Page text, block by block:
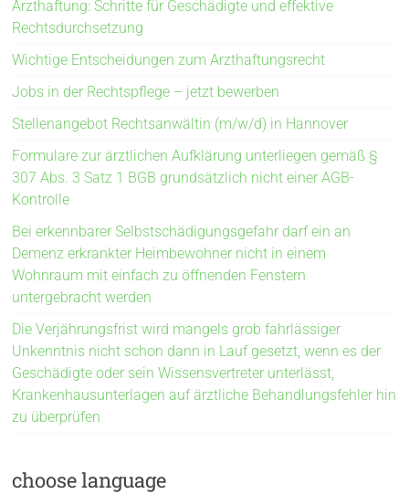
Arzthaftung: Schritte für Geschädigte und effektive
Rechtsdurchsetzung
Wichtige Entscheidungen zum Arzthaftungsrecht
Jobs in der Rechtspflege – jetzt bewerben
Stellenangebot Rechtsanwältin (m/w/d) in Hannover
Formulare zur ärztlichen Aufklärung unterliegen gemäß §
307 Abs. 3 Satz 1 BGB grundsätzlich nicht einer AGB-
Kontrolle
Bei erkennbarer Selbstschädigungsgefahr darf ein an
Demenz erkrankter Heimbewohner nicht in einem
Wohnraum mit einfach zu öffnenden Fenstern
untergebracht werden
Die Verjährungsfrist wird mangels grob fahrlässiger
Unkenntnis nicht schon dann in Lauf gesetzt, wenn es der
Geschädigte oder sein Wissensvertreter unterlässt,
Krankenhausunterlagen auf ärztliche Behandlungsfehler hin
zu überprüfen
choose language